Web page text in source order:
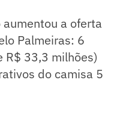
a oferta
Palmeiras: 6
R$ 33,3 milhões)
do camisa 5